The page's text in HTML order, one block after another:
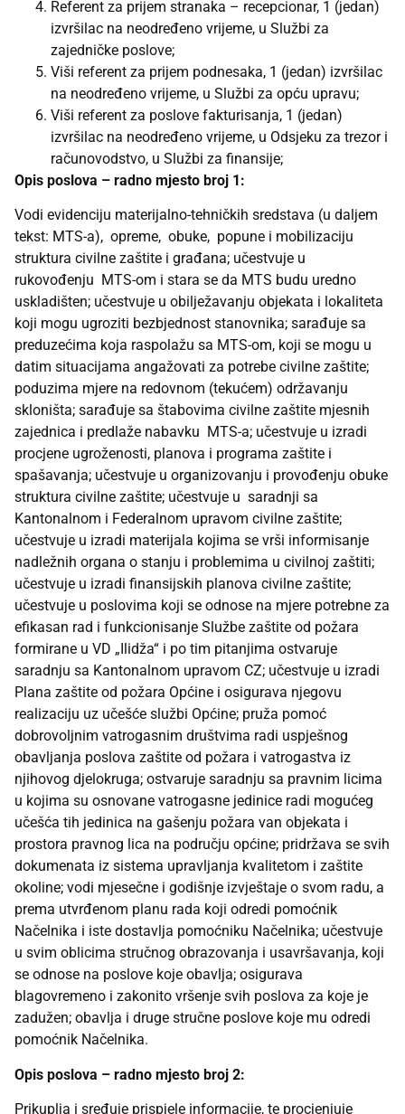
Referent za prijem stranaka – recepcionar, 1 (jedan)
izvršilac na neodređeno vrijeme, u Službi za
zajedničke poslove;
Viši referent za prijem podnesaka, 1 (jedan) izvršilac
na neodređeno vrijeme, u Službi za opću upravu;
Viši referent za poslove fakturisanja, 1 (jedan)
izvršilac na neodređeno vrijeme, u Odsjeku za trezor i
računovodstvo, u Službi za finansije;
Opis poslova – radno mjesto broj 1:
Vodi evidenciju materijalno-tehničkih sredstava (u daljem
tekst: MTS-a), opreme, obuke, popune i mobilizaciju
struktura civilne zaštite i građana; učestvuje u
rukovođenju MTS-om i stara se da MTS budu uredno
uskladišten; učestvuje u obilježavanju objekata i lokaliteta
koji mogu ugroziti bezbjednost stanovnika; sarađuje sa
preduzećima koja raspolažu sa MTS-om, koji se mogu u
datim situacijama angažovati za potrebe civilne zaštite;
poduzima mjere na redovnom (tekućem) održavanju
skloništa; sarađuje sa štabovima civilne zaštite mjesnih
zajednica i predlaže nabavku MTS-a; učestvuje u izradi
procjene ugroženosti, planova i programa zaštite i
spašavanja; učestvuje u organizovanju i provođenju obuke
struktura civilne zaštite; učestvuje u saradnji sa
Kantonalnom i Federalnom upravom civilne zaštite;
učestvuje u izradi materijala kojima se vrši informisanje
nadležnih organa o stanju i problemima u civilnoj zaštiti;
učestvuje u izradi finansijskih planova civilne zaštite;
učestvuje u poslovima koji se odnose na mjere potrebne za
efikasan rad i funkcionisanje Službe zaštite od požara
formirane u VD „Ilidža“ i po tim pitanjima ostvaruje
saradnju sa Kantonalnom upravom CZ; učestvuje u izradi
Plana zaštite od požara Općine i osigurava njegovu
realizaciju uz učešće službi Općine; pruža pomoć
dobrovoljnim vatrogasnim društvima radi uspješnog
obavljanja poslova zaštite od požara i vatrogastva iz
njihovog djelokruga; ostvaruje saradnju sa pravnim licima
u kojima su osnovane vatrogasne jedinice radi mogućeg
učešća tih jedinica na gašenju požara van objekata i
prostora pravnog lica na području općine; pridržava se svih
dokumenata iz sistema upravljanja kvalitetom i zaštite
okoline; vodi mjesečne i godišnje izvještaje o svom radu, a
prema utvrđenom planu rada koji odredi pomoćnik
Načelnika i iste dostavlja pomoćniku Načelnika; učestvuje
u svim oblicima stručnog obrazovanja i usavršavanja, koji
se odnose na poslove koje obavlja; osigurava
blagovremeno i zakonito vršenje svih poslova za koje je
zadužen; obavlja i druge stručne poslove koje mu odredi
pomoćnik Načelnika.
Opis poslova – radno mjesto broj 2:
Prikuplja i sređuje prispjele informacije, te procjenjuje